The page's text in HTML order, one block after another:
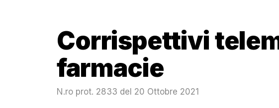
Corrispettivi
farmacie
N.ro prot. 2833 del 20 Ottobre 2021